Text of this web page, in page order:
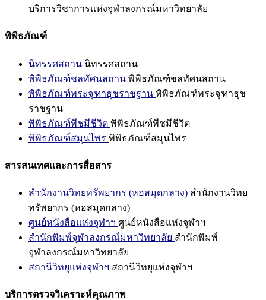
บริการวิชาการแห่งจุฬาลงกรณ์มหาวิทยาลัย
พิพิธภัณฑ์
นิทรรศสถาน นิทรรศสถาน
พิพิธภัณฑ์ชลทัศนสถาน พิพิธภัณฑ์ชลทัศนสถาน
พิพิธภัณฑ์พระจุฑาธุชราชฐาน พิพิธภัณฑ์พระจุฑาธุช
ราชฐาน
พิพิธภัณฑ์พืชมีชีวิต พิพิธภัณฑ์พืชมีชีวิต
พิพิธภัณฑ์สมุนไพร พิพิธภัณฑ์สมุนไพร
สารสนเทศและการสื่อสาร
สำนักงานวิทยทรัพยากร (หอสมุดกลาง) สำนักงานวิทย
ทรัพยากร (หอสมุดกลาง)
ศูนย์หนังสือแห่งจุฬาฯ ศูนย์หนังสือแห่งจุฬาฯ
สำนักพิมพ์จุฬาลงกรณ์มหาวิทยาลัย สำนักพิมพ์
จุฬาลงกรณ์มหาวิทยาลัย
สถานีวิทยุแห่งจุฬาฯ สถานีวิทยุแห่งจุฬาฯ
บริการตรวจวิเคราะห์คุณภาพ